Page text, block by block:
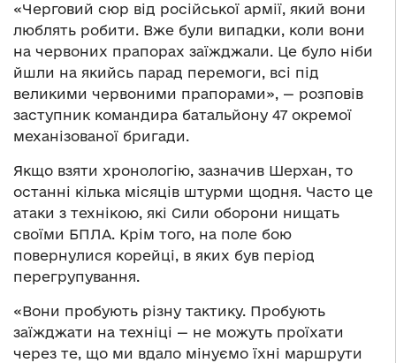
«Черговий сюр від російської армії, який вони
люблять робити. Вже були випадки, коли вони
на червоних прапорах заїжджали. Це було ніби
йшли на якийсь парад перемоги, всі під
великими червоними прапорами», — розповів
заступник командира батальйону 47 окремої
механізованої бригади.
Якщо взяти хронологію, зазначив Шерхан, то
останні кілька місяців штурми щодня. Часто це
атаки з технікою, які Сили оборони нищать
своїми БПЛА. Крім того, на поле бою
повернулися корейці, в яких був період
перегрупування.
«Вони пробують різну тактику. Пробують
заїжджати на техніці — не можуть проїхати
через те, що ми вдало мінуємо їхні маршрути